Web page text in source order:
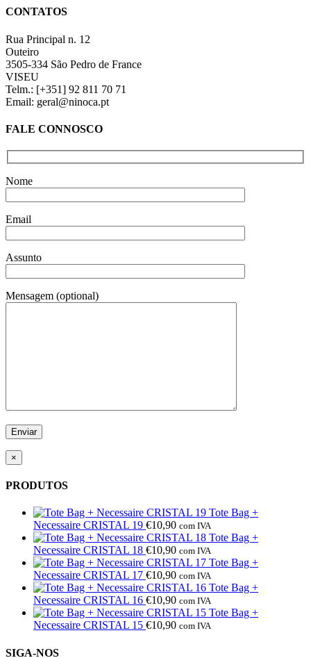
view
CONTATOS
Rua Principal n. 12
Outeiro
3505-334 São Pedro de France
VISEU
Telm.: [+351] 92 811 70 71
Email: geral@ninoca.pt
FALE CONNOSCO
Nome
Email
Assunto
Mensagem (optional)
×
PRODUTOS
Tote Bag +
Necessaire CRISTAL 19 €10,90 com IVA
Tote Bag +
Necessaire CRISTAL 18 €10,90 com IVA
Tote Bag +
Necessaire CRISTAL 17 €10,90 com IVA
Tote Bag +
Necessaire CRISTAL 16 €10,90 com IVA
Tote Bag +
Necessaire CRISTAL 15 €10,90 com IVA
SIGA-NOS